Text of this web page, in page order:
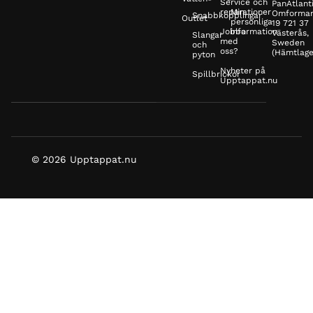
Outlet
Snabbkopplingar
Slangar
och
pyton
Spillbrickor
Service och
reparationer
Jobba
med
oss?
Nyheter på
Upptappat.nu
Min
personliga
information
19 721 37
Västerås,
Sweden
© 2026 Upptappat.nu